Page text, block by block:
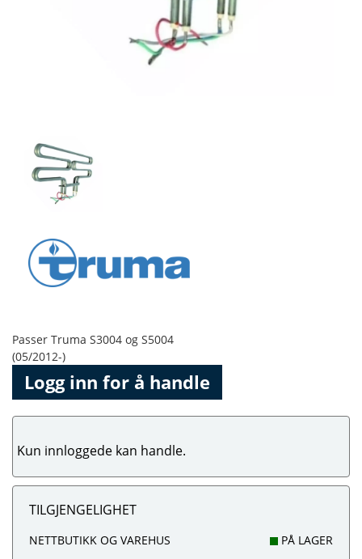
Passer Truma S3004 og S5004
(05/2012-)
Logg inn for å handle
Kun innloggede kan handle.
TILGJENGELIGHET
NETTBUTIKK OG VAREHUS PÅ LAGER